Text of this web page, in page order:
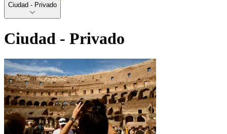
Ciudad - Privado
Ciudad - Privado